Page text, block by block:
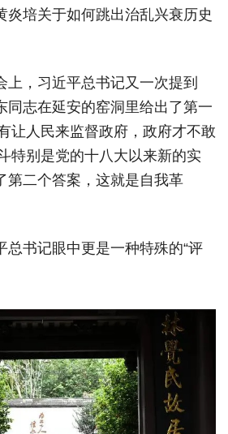
炎培关于如何跳出治乱兴衰历史
上，习近平总书记又一次提到
同志在延安的窑洞里给出了第一
让人民来监督政府，政府才不敢
特别是党的十八大以来新的实
第二个答案，这就是自我革
总书记眼中更是一种特殊的“评